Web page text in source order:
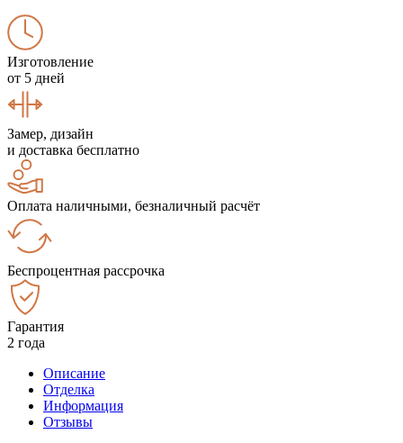
Изготовление
от 5 дней
Замер, дизайн
и доставка бесплатно
Оплата наличными, безналичный расчёт
Беспроцентная рассрочка
Гарантия
2 года
Описание
Отделка
Информация
Отзывы